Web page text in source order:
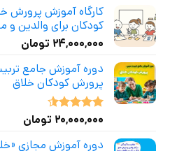
کارگاه آموزش پرورش
کودکان برای والدین و
۲۴,۰۰۰,۰۰۰ تومان
دوره آموزش جامع
پرورش کودکان خلاق
نمره4.50
۲۰,۰۰۰,۰۰۰ تومان